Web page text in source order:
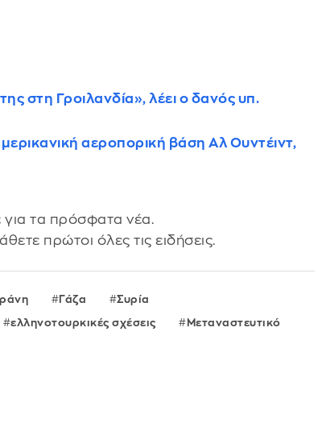
στη Γροιλανδία», λέει ο δανός υπ.
αεροπορική βάση Αλ Ουντέιντ,
για τα πρόσφατα νέα.
πρώτοι όλες τις ειδήσεις.
Γάζα Συρία
ελληνοτουρκικές σχέσεις Μεταναστευτικό